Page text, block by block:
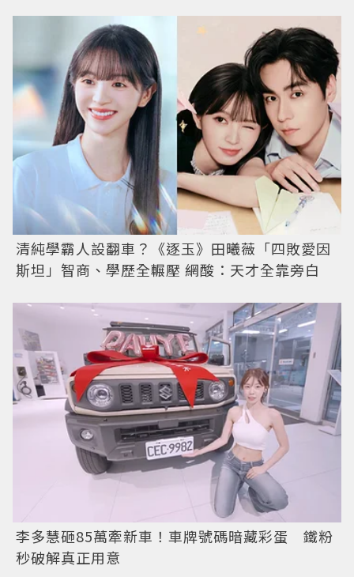
清純學霸人設翻車？《逐玉》田曦薇「四敗愛因
斯坦」智商、學歷全輾壓 網酸：天才全靠旁白
李多慧砸85萬牽新車！車牌號碼暗藏彩蛋 鐵粉
秒破解真正用意